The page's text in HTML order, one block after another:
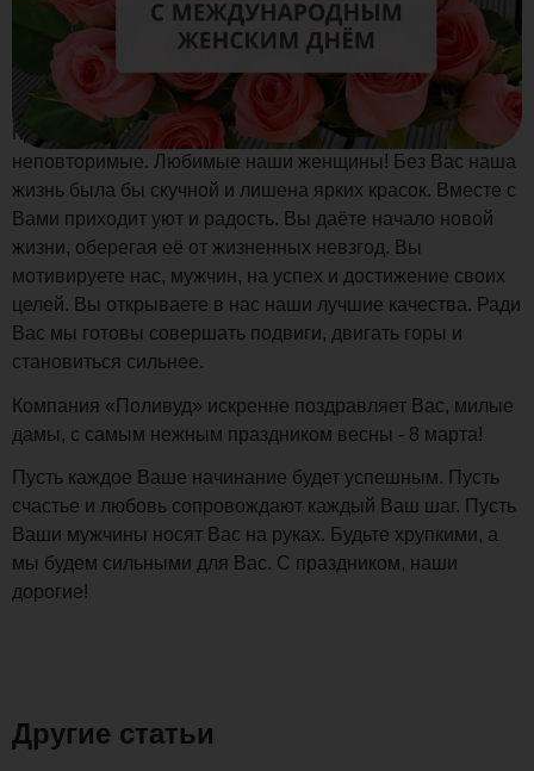
Красивые и нежные. Милые и заботливые. Веселые и
неповторимые. Любимые наши женщины! Без Вас наша
жизнь была бы скучной и лишена ярких красок. Вместе с
Вами приходит уют и радость. Вы даёте начало новой
жизни, оберегая её от жизненных невзгод. Вы
мотивируете нас, мужчин, на успех и достижение своих
целей. Вы открываете в нас наши лучшие качества. Ради
Вас мы готовы совершать подвиги, двигать горы и
становиться сильнее.
Компания «Поливуд» искренне поздравляет Вас, милые
дамы, с самым нежным праздником весны - 8 марта!
Пусть каждое Ваше начинание будет успешным. Пусть
счастье и любовь сопровождают каждый Ваш шаг. Пусть
Ваши мужчины носят Вас на руках. Будьте хрупкими, а
мы будем сильными для Вас. С праздником, наши
дорогие!
Другие статьи